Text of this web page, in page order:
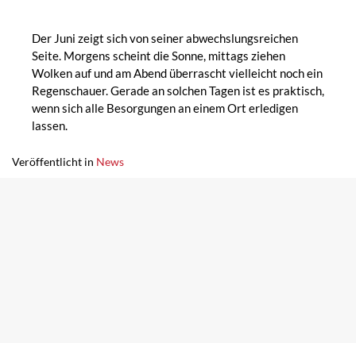
Der Juni zeigt sich von seiner abwechslungsreichen
Seite. Morgens scheint die Sonne, mittags ziehen
Wolken auf und am Abend überrascht vielleicht noch ein
Regenschauer. Gerade an solchen Tagen ist es praktisch,
wenn sich alle Besorgungen an einem Ort erledigen
lassen.
Veröffentlicht in News